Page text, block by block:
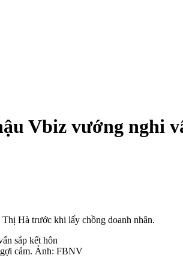
Vbiz vướng nghi
Hà trước khi lấy chồng doanh nhân.
cảm. Ảnh: FBNV